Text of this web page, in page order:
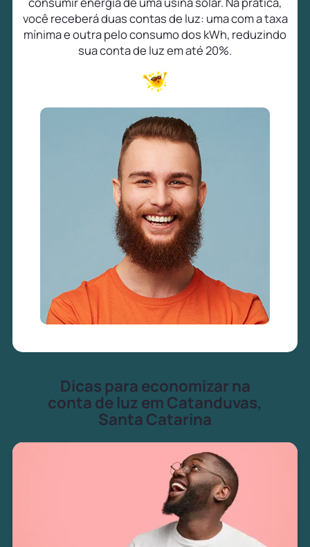
você receberá duas contas de luz: uma com a taxa
mínima e outra pelo consumo dos kWh, reduzindo
sua conta de luz em até 20%.
Dicas para economizar na
conta de luz em Catanduvas,
Santa Catarina